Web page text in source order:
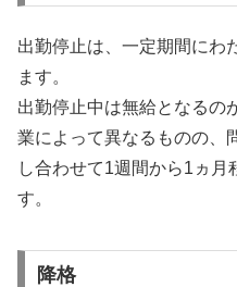
出勤停止は、一定期間にわ
ます。
出勤停止中は無給となるの
業によって異なるものの、
し合わせて1週間から1ヵ
す。
降格